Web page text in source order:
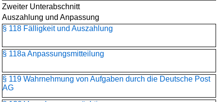
Zweiter Unterabschnitt
Auszahlung und Anpassung
§ 118 Fälligkeit und Auszahlung
§ 118a Anpassungsmitteilung
§ 119 Wahrnehmung von Aufgaben durch die Deutsche Post
AG